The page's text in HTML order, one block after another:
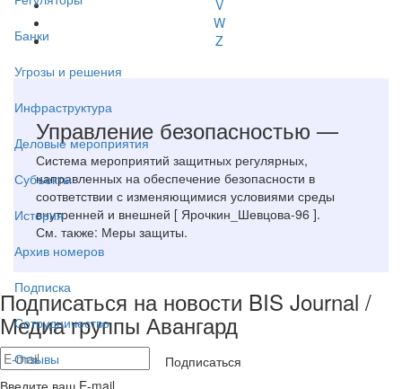
Банки
Угрозы и решения
Инфраструктура
Деловые мероприятия
Субъекты
История
Архив номеров
Подписка
Сотрудничество
Отзывы
V
W
Z
Управление безопасностью —
Система мероприятий защитных регулярных,
направленных на обеспечение безопасности в
соответствии с изменяющимися условиями среды
внутренней и внешней [ Ярочкин_Шевцова-96 ].
См. также: Меры защиты.
Подписаться на новости BIS Journal /
Медиа группы Авангард
Подписаться
Введите ваш E-mail